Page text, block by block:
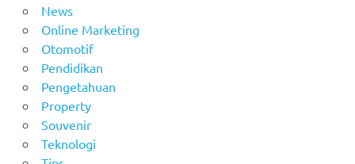
News
Online Marketing
Otomotif
Pendidikan
Pengetahuan
Property
Souvenir
Teknologi